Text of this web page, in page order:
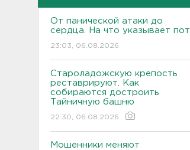
От панической атаки до
сердца. На что указывает пот
23:03, 06.08.2026
Староладожскую крепость
реставрируют. Как
собираются достроить
Тайничную башню
22:30, 06.08.2026
Мошенники меняют